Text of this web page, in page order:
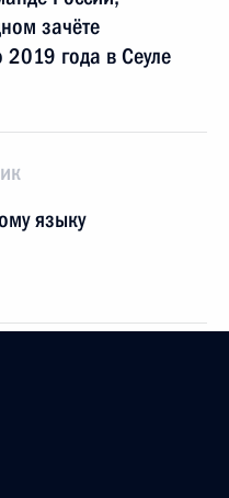
зачёте
года в Сеуле
языку